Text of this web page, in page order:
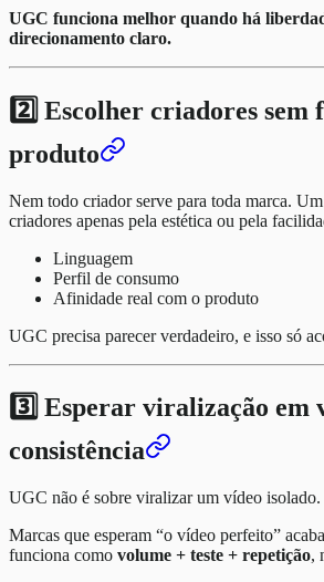
UGC funciona melhor quando há
direcionamento claro.
2️⃣ Escolher criadores sem
produto
Nem todo criador serve para toda marca.
criadores apenas pela estética ou pela
Linguagem
Perfil de consumo
Afinidade real com o produto
UGC precisa parecer verdadeiro, e isso só
3️⃣ Esperar viralização em
consistência
UGC não é sobre viralizar um vídeo isolado.
Marcas que esperam “o vídeo perfeito”
funciona como volume + teste + repetição,